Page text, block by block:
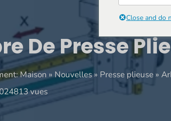
De Presse
Maison »Nouvelles» Presse plieuse »
813 vues
Close and do